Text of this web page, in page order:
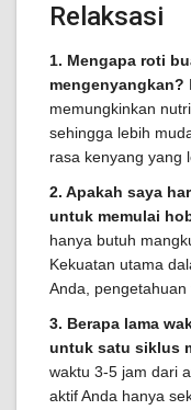
Relaksasi
1. Mengapa roti
mengenyangkan?
memungkinkan
sehingga lebih
rasa kenyang yang
2. Apakah saya
untuk memulai
hanya butuh
Kekuatan utama
Anda, pengetahuan
3. Berapa lama
untuk satu siklus
waktu 3-5 jam dari
aktif Anda hanya